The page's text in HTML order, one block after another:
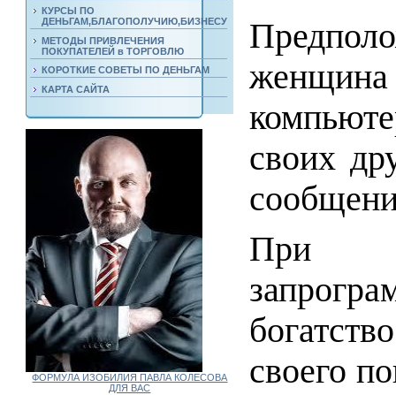
КУРСЫ ПО
ДЕНЬГАМ,БЛАГОПОЛУЧИЮ,БИЗНЕСУ
МЕТОДЫ ПРИВЛЕЧЕНИЯ
ПОКУПАТЕЛЕЙ в ТОРГОВЛЮ
КОРОТКИЕ СОВЕТЫ ПО ДЕНЬГАМ
КАРТА САЙТА
ФОРМУЛА ИЗОБИЛИЯ ПАВЛА КОЛЕСОВА
ДЛЯ ВАС
своих
При
своего